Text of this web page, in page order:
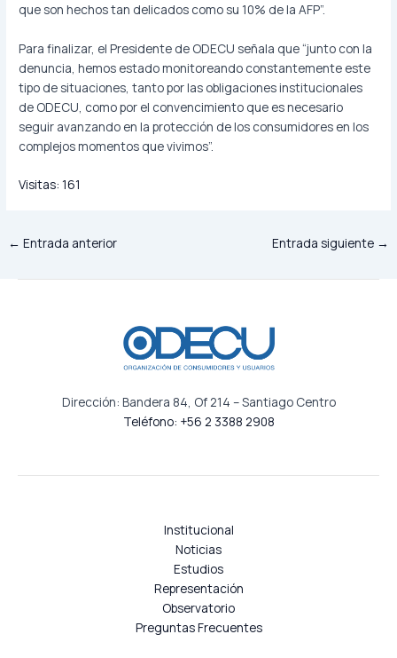
que son hechos tan delicados como su 10% de la AFP”.
Para finalizar, el Presidente de ODECU señala que “junto con la
denuncia, hemos estado monitoreando constantemente este
tipo de situaciones, tanto por las obligaciones institucionales
de ODECU, como por el convencimiento que es necesario
seguir avanzando en la protección de los consumidores en los
complejos momentos que vivimos”.
Visitas: 161
← Entrada anterior Entrada siguiente →
Dirección: Bandera 84, Of 214 – Santiago Centro
Teléfono: +56 2 3388 2908
Institucional
Noticias
Estudios
Representación
Observatorio
Preguntas Frecuentes